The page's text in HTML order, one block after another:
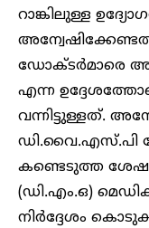
റാങ്കിലുള്ള
ഡോക്ടർമാരെ
എന്ന
വന്നിട്ടുള്ളത്.
ഡി.വൈ.എസ്.പി
കണ്ടെടുത്ത
(ഡി.എം.ഒ)
നിർദ്ദേശം